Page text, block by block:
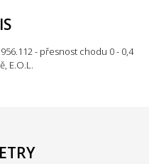
- přesnost chodu 0 - 0,4
E.O.L.